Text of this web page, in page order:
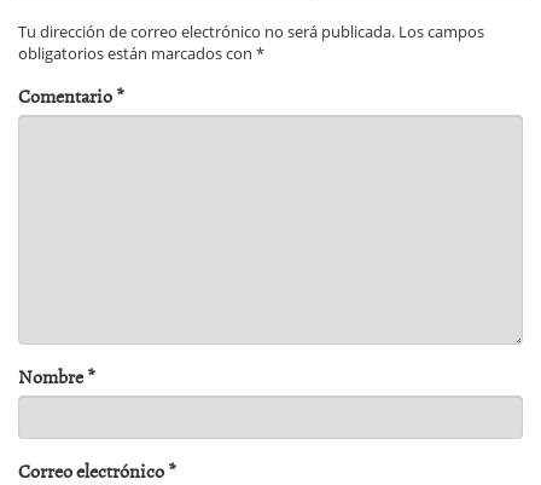
Tu dirección de correo electrónico no será publicada. Los campos
obligatorios están marcados con *
Comentario*
Nombre*
Correo electrónico*